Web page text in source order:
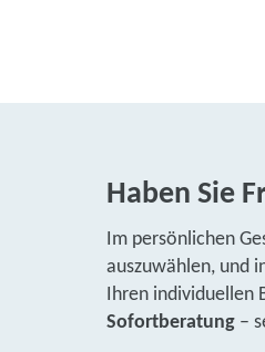
Haben Sie
Im persönlichen
auszuwählen, und
Ihren individuellen
Sofortberatung –